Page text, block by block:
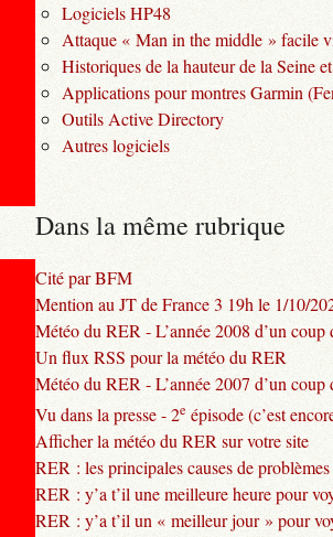
Logiciels HP48
Attaque « Man in the middle » facile
Historiques de la hauteur de la Seine
Applications pour montres Garmin
Outils Active Directory
Autres logiciels
Dans la même rubrique
Cité par BFM
Mention au JT de France 3 19h le 1/10/
Météo du RER - L’année 2008 d’un coup
Un flux RSS pour la météo du RER
Météo du RER - L’année 2007 d’un coup
Vu dans la presse - 2e épisode (c’est
Afficher la météo du RER sur votre site
RER : les principales causes de problèmes
RER : y’a t’il une meilleure heure pour
RER : y’a t’il un « meilleur jour » pour